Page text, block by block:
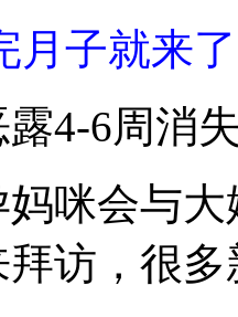
月子就来
4-6周消
咪会与
访，很